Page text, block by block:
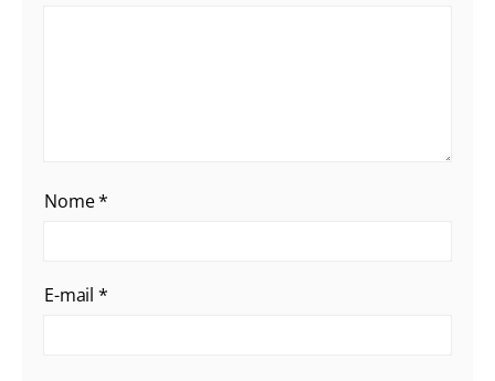
Nome*
E-mail *